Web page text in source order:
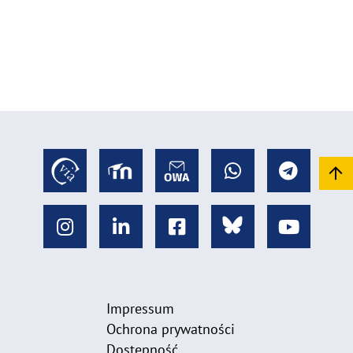
Impressum
Ochrona prywatności